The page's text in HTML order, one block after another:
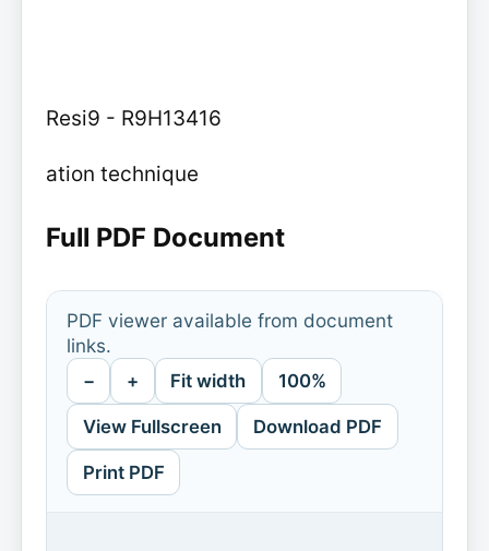
Resi9 - R9H13416
ation technique
Full PDF Document
PDF viewer available from document
links.
− + Fit width 100%
View Fullscreen Download PDF
Print PDF